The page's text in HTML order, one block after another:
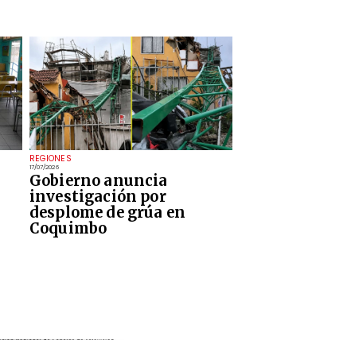
REGIONES
17/07/2026
Gobierno anuncia
investigación por
desplome de grúa en
Coquimbo